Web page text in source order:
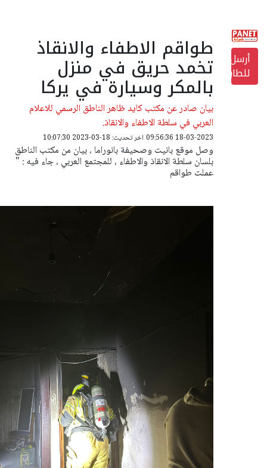
أرسل
للطابعة
طواقم الاطفاء والانقاذ
تخمد حريق في منزل
بالمكر وسيارة في يركا
بيان صادر عن مكتب كايد ظاهر الناطق الرسمي للاعلام
العربي في سلطة الاطفاء والانقاذ.
18-03-2023 09:56:36 اخر تحديث: 18-03-2023 10:07:30
وصل موقع بانيت وصحيفة بانوراما ، بيان من مكتب الناطق
بلسان سلطة الانقاذ والاطفاء ، للمجتمع العربي ، جاء فيه : "
عملت طواقم